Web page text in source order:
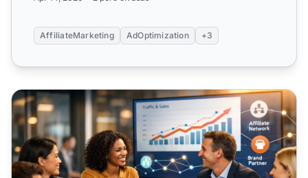
AffiliateMarketing AdOptimization +3
Hogyan találjunk hirdetőket az affiliate marketinghez